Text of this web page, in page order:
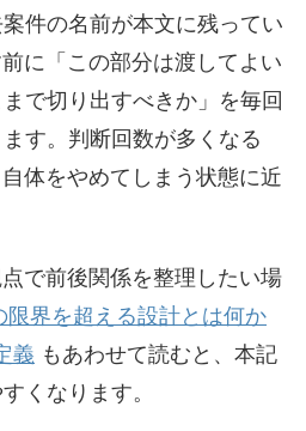
件の名前が本文に残ってい
に「この部分は渡してよい
で切り出すべきか」を毎回
す。判断回数が多くなる
体をやめてしまう状態に近
点で前後関係を整理したい場
限界を超える設計とは何か
義 もあわせて読むと、本記
くなります。